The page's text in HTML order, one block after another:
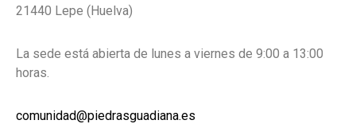
21440 Lepe (Huelva)
La sede está abierta de lunes a viernes de 9:00 a 13:00
horas.
comunidad@piedrasguadiana.es